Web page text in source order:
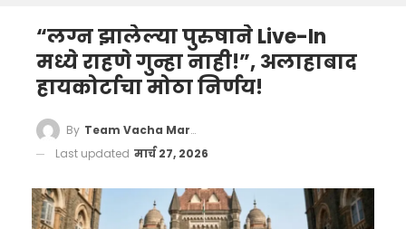
“लग्न झालेल्या पुरुषाने Live-In
मध्ये राहणे गुन्हा नाही!”, अलाहाबाद
हायकोर्टाचा मोठा निर्णय!
By Team Vacha Marathi
Last updated मार्च 27, 2026